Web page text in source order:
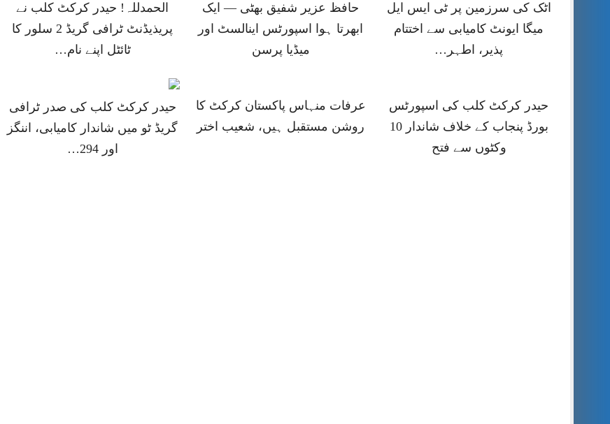
اٹک کی سرزمین پر ٹی ایس ایل
میگا ایونٹ کامیابی سے اختتام
پذیر، اطہر…
حافظ عزیر شفیق بھٹی — ایک
ابھرتا ہوا اسپورٹس اینالسٹ اور
میڈیا پرسن
الحمدللہ! حیدر کرکٹ کلب نے
پریذیڈنٹ ٹرافی گریڈ 2 سلور کا
ٹائٹل اپنے نام…
حیدر کرکٹ کلب کی اسپورٹس
بورڈ پنجاب کے خلاف شاندار 10
وکٹوں سے فتح
عرفات منہاس پاکستان کرکٹ کا
روشن مستقبل ہیں، شعیب اختر
حیدر کرکٹ کلب کی صدر ٹرافی
گریڈ ٹو میں شاندار کامیابی، اننگز
اور 294…